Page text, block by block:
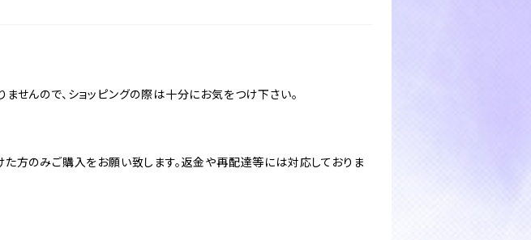
んので、ショッピングの際は十分にお気をつけ下さい。
方のみご購入をお願い致します。返金や再配達等には対応しておりま